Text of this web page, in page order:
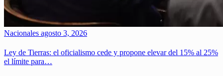
Nacionales agosto 3, 2026
Ley de Tierras: el oficialismo cede y propone elevar del 15% al 25%
el límite para…